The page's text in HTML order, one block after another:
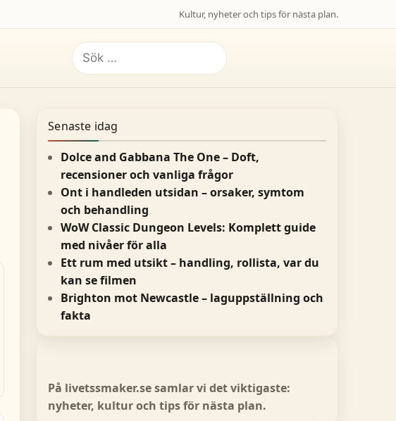
Kultur, nyheter och tips för nästa plan.
Sök
efter:
Senaste idag
Dolce and Gabbana The One – Doft,
recensioner och vanliga frågor
Ont i handleden utsidan – orsaker, symtom
och behandling
WoW Classic Dungeon Levels: Komplett guide
med nivåer för alla
Ett rum med utsikt – handling, rollista, var du
kan se filmen
Brighton mot Newcastle – laguppställning och
fakta
På livetssmaker.se samlar vi det viktigaste:
nyheter, kultur och tips för nästa plan.